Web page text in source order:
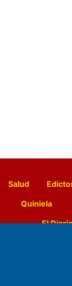
Salud
Quiniela
El